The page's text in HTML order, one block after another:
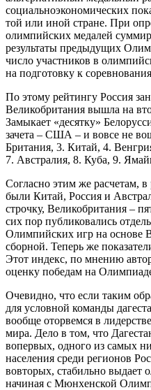
социальноэкономических
той или иной стране. При
олимпийских медалей
результаты предыдущих
число участников в
на подготовку к
По этому рейтингу Россия
Великобритания вышла на
Замыкает «десятку»
зачета – США – и вовсе не
Британия, 3. Китай, 4.
7. Австралия, 8. Куба, 9.
Согласно этим же расчетам,
были Китай, Россия и
строчку, Великобритания –
сих пор публиковались
Олимпийских игр на основе
сборной. Теперь же
Этот индекс, по мнению
оценку победам на
Очевидно, что если таким
для условной команды
вообще оторвемся в
мира. Дело в том, что
вопервых, одного из самых
населения среди регионов
вовторых, стабильно выдает
начиная с Мюнхенской